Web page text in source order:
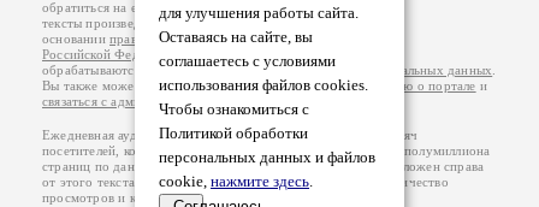
для улучшения работы сайта.
Оставаясь на сайте, вы
соглашаетесь с условиями
использования файлов cookies.
Чтобы ознакомиться с
Политикой обработки
персональных данных и файлов
cookie, нажмите здесь.
обратиться на его авторской странице. Ответственность за
тексты произведений авторы несут самостоятельно на
основанииправил публикацииизаконодательства
Российской Федерации
обрабатываются на основанииПолитики обработки персональных данных
Вы также можете посмотреть более подробнуюинформацию о портале и
связаться с администрацией
Ежедневная аудитория портала Проза.ру – порядка 100 тысяч
посетителей, которые в общей сумме просматривают более полумиллиона
страниц по данным счетчика посещаемости, который расположен справа
от этого текста. В каждой графе указано по две цифры: количество
просмотров и количество посетителей.